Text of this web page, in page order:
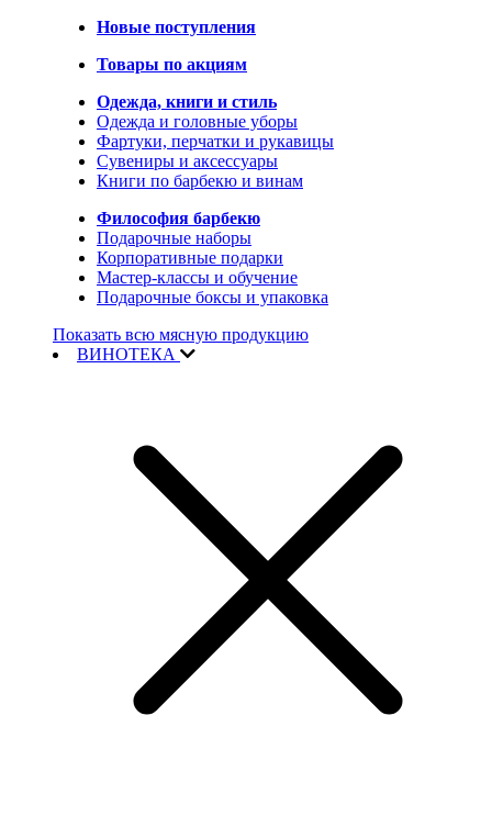
Новые поступления
Товары по акциям
Одежда, книги и стиль
Одежда и головные уборы
Фартуки, перчатки и рукавицы
Сувениры и аксессуары
Книги по барбекю и винам
Философия барбекю
Подарочные наборы
Корпоративные подарки
Мастер-классы и обучение
Подарочные боксы и упаковка
Показать всю мясную продукцию
ВИНОТЕКА